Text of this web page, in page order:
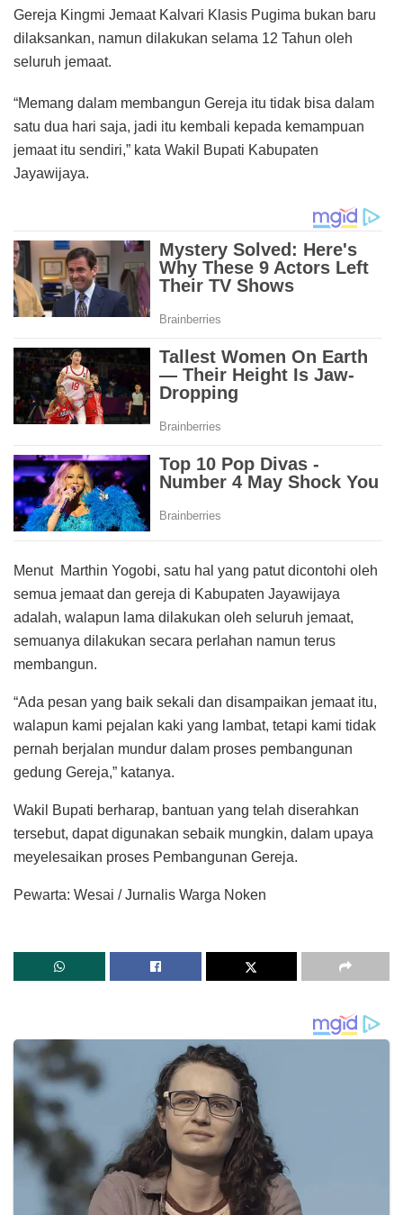
Gereja Kingmi Jemaat Kalvari Klasis Pugima bukan baru
dilaksankan, namun dilakukan selama 12 Tahun oleh
seluruh jemaat.
“Memang dalam membangun Gereja itu tidak bisa dalam
satu dua hari saja, jadi itu kembali kepada kemampuan
jemaat itu sendiri,” kata Wakil Bupati Kabupaten
Jayawijaya.
Menut Marthin Yogobi, satu hal yang patut dicontohi oleh
semua jemaat dan gereja di Kabupaten Jayawijaya
adalah, walapun lama dilakukan oleh seluruh jemaat,
semuanya dilakukan secara perlahan namun terus
membangun.
“Ada pesan yang baik sekali dan disampaikan jemaat itu,
walapun kami pejalan kaki yang lambat, tetapi kami tidak
pernah berjalan mundur dalam proses pembangunan
gedung Gereja,” katanya.
Wakil Bupati berharap, bantuan yang telah diserahkan
tersebut, dapat digunakan sebaik mungkin, dalam upaya
meyelesaikan proses Pembangunan Gereja.
Pewarta: Wesai / Jurnalis Warga Noken